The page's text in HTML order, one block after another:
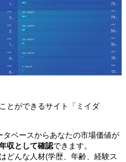
とができるサイト「ミイダ
ベースからあなたの市場価値が
収として確認できます。
どんな人材(学歴、年齢、経験ス